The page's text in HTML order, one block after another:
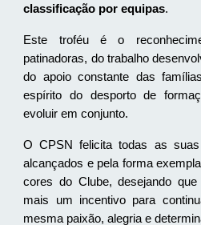
classificação por equipas.
Este troféu é o
patinadoras, do trabalho
do apoio constante das
espírito do desporto de
evoluir em conjunto.
O CPSN felicita todas as
alcançados e pela forma
cores do Clube, desejando
mais um incentivo para
mesma paixão, alegria e